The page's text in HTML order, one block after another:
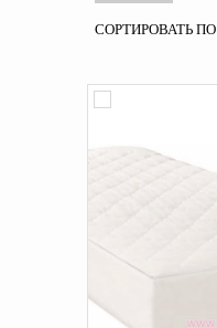
СОРТИРОВАТЬ ПО